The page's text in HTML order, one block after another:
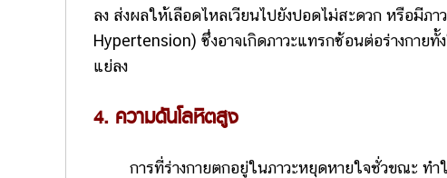
ลง ส่งผลให้เลือดไหลเวียนไปยังปอดไม่สะดวก หรือมี
Hypertension) ซึ่งอาจเกิดภาวะแทรกซ้อนต่อร่างกาย
แย่ลง
4. ความดันโลหิตสูง
การที่ร่างกายตกอยู่ในภาวะหยุดหายใจชั่วขณะ ทำใ